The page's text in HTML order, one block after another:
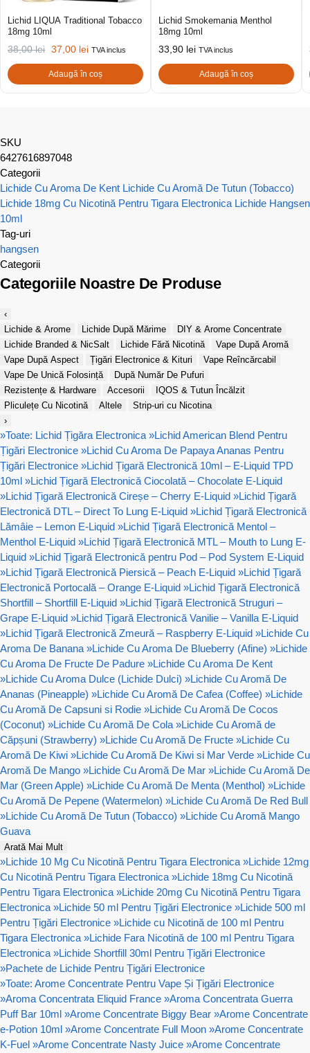
Lichid LIQUA Traditional Tobacco
18mg 10ml
38,00lei 37,00 lei TVA inclus
Adaugă în coș
Lichid Smokemania Menthol
18mg 10ml
33,90 lei TVA inclus
Adaugă în coș
SKU
6427616897048
Categorii
Lichide Cu Aroma De Kent Lichide Cu Aromă De Tutun (Tobacco)
Lichide 18mg Cu Nicotină Pentru Tigara Electronica Lichide Hangsen
10ml
Tag-uri
hangsen
Categorii
Categoriile Noastre De Produse
‹
Lichide & Arome
Lichide După Mărime
DIY & Arome Concentrate
Lichide Branded & NicSalt
Lichide Fără Nicotină
Vape După Aromă
Vape După Aspect
Țigări Electronice & Kituri
Vape Reîncărcabil
Vape De Unică Folosință
După Număr De Pufuri
Rezistențe & Hardware
Accesorii
IQOS & Tutun Încălzit
Pliculețe Cu Nicotină
Altele
Strip-uri cu Nicotina
›
»Toate: Lichid Țigăra Electronica »Lichid American Blend Pentru
Țigări Electronice »Lichid Cu Aroma De Papaya Ananas Pentru
Țigări Electronice »Lichid Țigară Electronică 10ml – E-Liquid TPD
10ml »Lichid Țigară Electronică Ciocolată – Chocolate E-Liquid
»Lichid Țigară Electronică Cireșe – Cherry E-Liquid »Lichid Țigară
Electronică DTL – Direct To Lung E-Liquid »Lichid Țigară Electronică
Lămâie – Lemon E-Liquid »Lichid Țigară Electronică Mentol –
Menthol E-Liquid »Lichid Țigară Electronică MTL – Mouth to Lung E-
Liquid »Lichid Țigară Electronică pentru Pod – Pod System E-Liquid
»Lichid Țigară Electronică Piersică – Peach E-Liquid »Lichid Țigară
Electronică Portocală – Orange E-Liquid »Lichid Țigară Electronică
Shortfill – Shortfill E-Liquid »Lichid Țigară Electronică Struguri –
Grape E-Liquid »Lichid Țigară Electronică Vanilie – Vanilla E-Liquid
»Lichid Țigară Electronică Zmeură – Raspberry E-Liquid »Lichide Cu
Aroma De Banana »Lichide Cu Aroma De Blueberry (Afine) »Lichide
Cu Aroma De Fructe De Padure »Lichide Cu Aroma De Kent
»Lichide Cu Aroma Dulce (Lichide Dulci) »Lichide Cu Aromă De
Ananas (Pineapple) »Lichide Cu Aromă De Cafea (Coffee) »Lichide
Cu Aromă De Capsuni si Rodie »Lichide Cu Aromă De Cocos
(Coconut) »Lichide Cu Aromă De Cola »Lichide Cu Aromă de
Căpșuni (Strawberry) »Lichide Cu Aromă De Fructe »Lichide Cu
Aromă De Kiwi »Lichide Cu Aromă De Kiwi si Mar Verde »Lichide Cu
Aromă De Mango »Lichide Cu Aromă De Mar »Lichide Cu Aromă De
Mar (Green Apple) »Lichide Cu Aromă De Menta (Menthol) »Lichide
Cu Aromă De Pepene (Watermelon) »Lichide Cu Aromă De Red Bull
»Lichide Cu Aromă De Tutun (Tobacco) »Lichide Cu Aromă Mango
Guava
Arată Mai Mult
»Lichide 10 Mg Cu Nicotină Pentru Tigara Electronica »Lichide 12mg
Cu Nicotină Pentru Tigara Electronica »Lichide 18mg Cu Nicotină
Pentru Tigara Electronica »Lichide 20mg Cu Nicotină Pentru Tigara
Electronica »Lichide 50 ml Pentru Țigări Electronice »Lichide 500 ml
Pentru Țigări Electronice »Lichide cu Nicotină de 100 ml Pentru
Tigara Electronica »Lichide Fara Nicotină de 100 ml Pentru Tigara
Electronica »Lichide Shortfill 30ml Pentru Țigări Electronice
»Pachete de Lichide Pentru Țigări Electronice
»Toate: Arome Concentrate Pentru Vape Și Țigări Electronice
»Aroma Concentrata Eliquid France »Aroma Concentrata Guerra
Puff Bar 10ml »Arome Concentrate Biggy Bear »Arome Concentrate
e-Potion 10ml »Arome Concentrate Full Moon »Arome Concentrate
K-Fuel »Arome Concentrate Nasty Juice »Arome Concentrate